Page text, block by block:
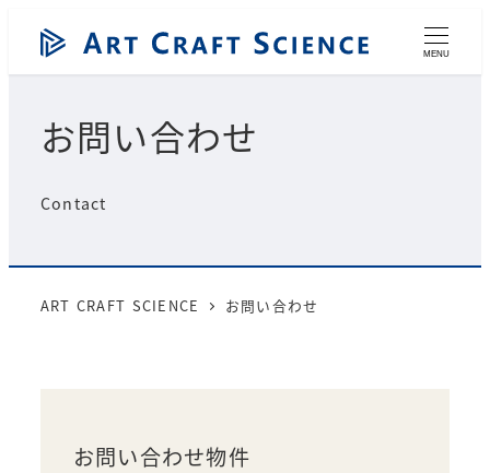
ン
移
MENU
お問い合わせ
Contact
ART CRAFT SCIENCE お問い合わせ
お問い合わせ物件